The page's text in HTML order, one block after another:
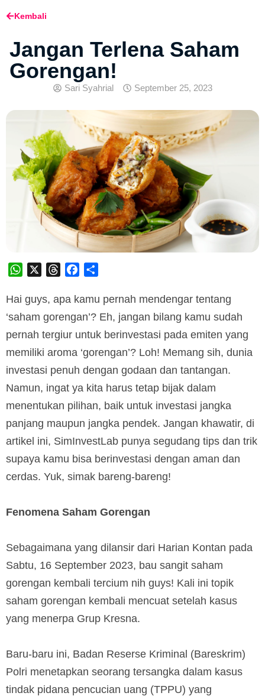
Kembali
Jangan Terlena Saham
Gorengan!
Sari Syahrial September 25, 2023
WhatsApp ThreadsFacebook
Hai guys, apa kamu pernah mendengar tentang
‘saham gorengan’? Eh, jangan bilang kamu sudah
pernah tergiur untuk berinvestasi pada emiten yang
memiliki aroma ‘gorengan’? Loh! Memang sih, dunia
investasi penuh dengan godaan dan tantangan.
Namun, ingat ya kita harus tetap bijak dalam
menentukan pilihan, baik untuk investasi jangka
panjang maupun jangka pendek. Jangan khawatir, di
artikel ini, SimInvestLab punya segudang tips dan trik
supaya kamu bisa berinvestasi dengan aman dan
cerdas. Yuk, simak bareng-bareng!
Fenomena Saham Gorengan
Sebagaimana yang dilansir dari Harian Kontan pada
Sabtu, 16 September 2023, bau sangit saham
gorengan kembali tercium nih guys! Kali ini topik
saham gorengan kembali mencuat setelah kasus
yang menerpa Grup Kresna.
Baru-baru ini, Badan Reserse Kriminal (Bareskrim)
Polri menetapkan seorang tersangka dalam kasus
tindak pidana pencucian uang (TPPU) yang